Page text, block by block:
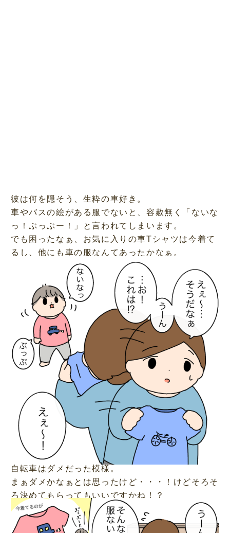
彼は何を隠そう、生粋の車好き。
車やバスの絵がある服でないと、容赦無く「ないな
っ！ぶっぶー！」と言われてしまいます。
でも困ったなぁ、お気に入りの車Tシャツは今着て
るし、他にも車の服なんてあったかなぁ。
自転車はダメだった模様。
まぁダメかなぁとは思ったけど・・・！けどそろそ
ろ決めてもらってもいいですかね！？